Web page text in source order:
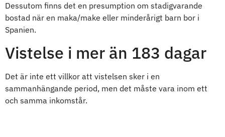
Dessutom finns det en presumption om stadigvarande
bostad när en maka/make eller minderårigt barn bor i
Spanien.
Vistelse i mer än 183 dagar
Det är inte ett villkor att vistelsen sker i en
sammanhängande period, men det måste vara inom ett
och samma inkomstår.